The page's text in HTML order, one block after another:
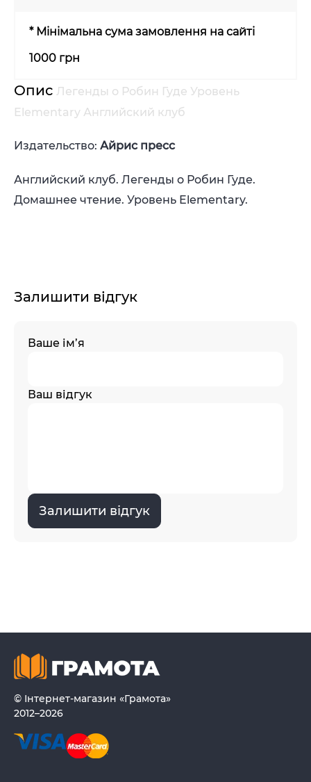
* Мінімальна сума замовлення на сайті
1000 грн
Опис Легенды о Робин Гуде Уровень
Elementary Английский клуб
Издательство: Айрис пресc
Английский клуб. Легенды о Робин Гуде.
Домашнее чтение. Уровень Elementary.
Залишити відгук
Ваше ім’я
Ваш відгук
Залишити відгук
© Інтернет-магазин «Грамота»
2012–2026